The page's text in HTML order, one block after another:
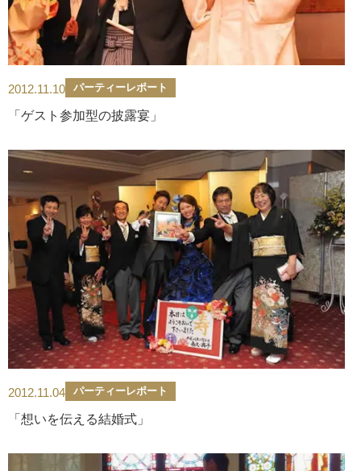
2012.11.10 パーティーレポート
「ゲスト参加型の披露宴」
2012.11.04 パーティーレポート
「想いを伝える結婚式」